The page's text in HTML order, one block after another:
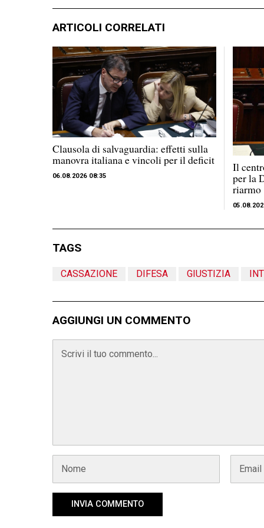
ARTICOLI CORRELATI
Clausola di salvaguardia: effetti sulla
manovra italiana e vincoli per il deficit
06.08.2026 08:35
Il
per la
riarmo
TAGS
CASSAZIONE DIFESA GIUSTIZIA
AGGIUNGI UN COMMENTO